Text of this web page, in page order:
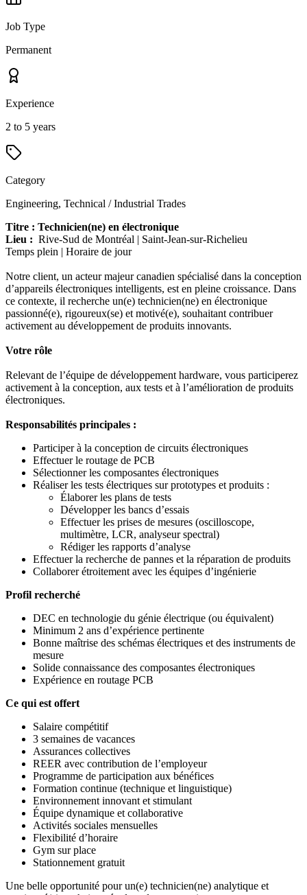
Job Type
Permanent
Experience
2 to 5 years
Category
Engineering, Technical / Industrial Trades
Titre : Technicien(ne) en électronique
Lieu : Rive-Sud de Montréal | Saint-Jean-sur-Richelieu
Temps plein | Horaire de jour
Notre client, un acteur majeur canadien spécialisé dans la conception
d’appareils électroniques intelligents, est en pleine croissance. Dans
ce contexte, il recherche un(e) technicien(ne) en électronique
passionné(e), rigoureux(se) et motivé(e), souhaitant contribuer
activement au développement de produits innovants.
Votre rôle
Relevant de l’équipe de développement hardware, vous participerez
activement à la conception, aux tests et à l’amélioration de produits
électroniques.
Responsabilités principales :
Participer à la conception de circuits électroniques
Effectuer le routage de PCB
Sélectionner les composantes électroniques
Réaliser les tests électriques sur prototypes et produits :
Élaborer les plans de tests
Développer les bancs d’essais
Effectuer les prises de mesures (oscilloscope,
multimètre, LCR, analyseur spectral)
Rédiger les rapports d’analyse
Effectuer la recherche de pannes et la réparation de produits
Collaborer étroitement avec les équipes d’ingénierie
Profil recherché
DEC en technologie du génie électrique (ou équivalent)
Minimum 2 ans d’expérience pertinente
Bonne maîtrise des schémas électriques et des instruments de
mesure
Solide connaissance des composantes électroniques
Expérience en routage PCB
Ce qui est offert
Salaire compétitif
3 semaines de vacances
Assurances collectives
REER avec contribution de l’employeur
Programme de participation aux bénéfices
Formation continue (technique et linguistique)
Environnement innovant et stimulant
Équipe dynamique et collaborative
Activités sociales mensuelles
Flexibilité d’horaire
Gym sur place
Stationnement gratuit
Une belle opportunité pour un(e) technicien(ne) analytique et